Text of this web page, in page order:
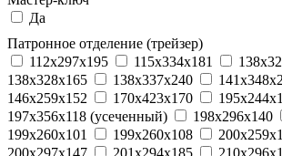
Да
Патронное отделение (трейзер)
112x297x195
115x334x181
138x328x165
138x337x240
146x259x152
170x423x170
197x356x118 (усеченный)
198x296x140
199x260x101
199x260x108
200x297x147
201x294x185